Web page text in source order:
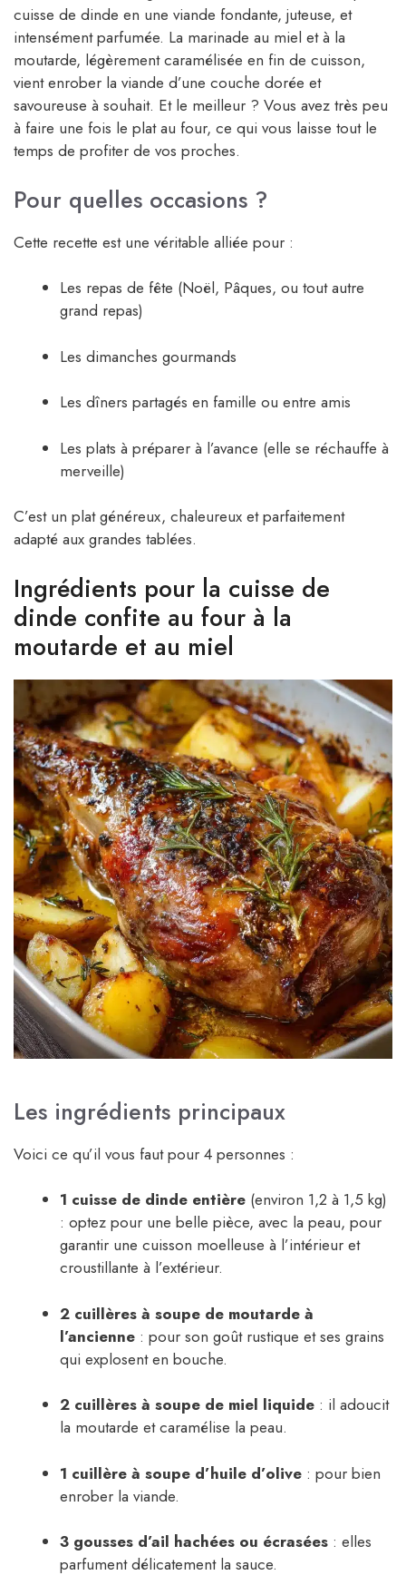
cuisse de dinde en une viande fondante, juteuse, et
intensément parfumée. La marinade au miel et à la
moutarde, légèrement caramélisée en fin de cuisson,
vient enrober la viande d’une couche dorée et
savoureuse à souhait. Et le meilleur ? Vous avez très peu
à faire une fois le plat au four, ce qui vous laisse tout le
temps de profiter de vos proches.
Pour quelles occasions ?
Cette recette est une véritable alliée pour :
Les repas de fête (Noël, Pâques, ou tout autre
grand repas)
Les dimanches gourmands
Les dîners partagés en famille ou entre amis
Les plats à préparer à l’avance (elle se réchauffe à
merveille)
C’est un plat généreux, chaleureux et parfaitement
adapté aux grandes tablées.
Ingrédients pour la cuisse de
dinde confite au four à la
moutarde et au miel
Les ingrédients principaux
Voici ce qu’il vous faut pour 4 personnes :
1 cuisse de dinde entière (environ 1,2 à 1,5 kg)
: optez pour une belle pièce, avec la peau, pour
garantir une cuisson moelleuse à l’intérieur et
croustillante à l’extérieur.
2 cuillères à soupe de moutarde à
l’ancienne : pour son goût rustique et ses grains
qui explosent en bouche.
2 cuillères à soupe de miel liquide : il adoucit
la moutarde et caramélise la peau.
1 cuillère à soupe d’huile d’olive : pour bien
enrober la viande.
3 gousses d’ail hachées ou écrasées : elles
parfument délicatement la sauce.